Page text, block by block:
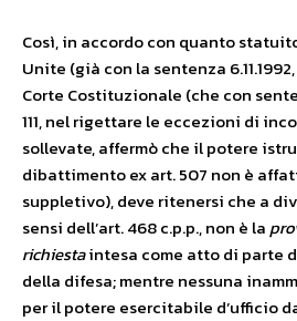
Così, in accordo con quanto
Unite (già con la sentenza
Corte Costituzionale (che con
111, nel rigettare le eccezioni di
sollevate, affermò che il potere
dibattimento ex art. 507 non è
suppletivo), deve ritenersi che a
sensi dell’art. 468 c.p.p., non è la
richiestaintesa come atto di parte
della difesa; mentre nessuna
per il potere esercitabile d’ufficio